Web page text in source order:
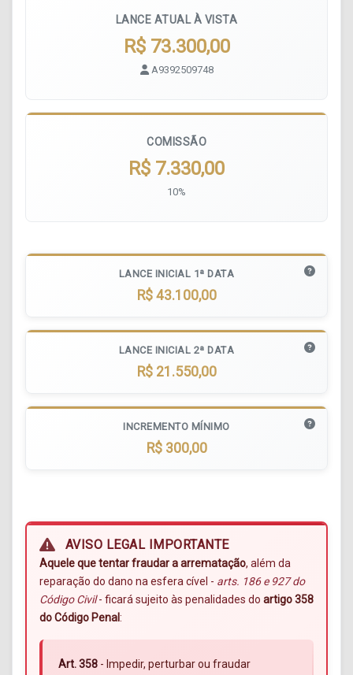
LANCE ATUAL À VISTA
R$ 73.300,00
A9392509748
COMISSÃO
R$ 7.330,00
10%
LANCE INICIAL 1ª DATA
R$ 43.100,00
LANCE INICIAL 2ª DATA
R$ 21.550,00
INCREMENTO MÍNIMO
R$ 300,00
AVISO LEGAL IMPORTANTE
Aquele que tentar fraudar a arrematação, além da
reparação do dano na esfera cível - arts. 186 e 927 do
Código Civil- ficará sujeito às penalidades do artigo 358
do Código Penal:
Art. 358 - Impedir, perturbar ou fraudar